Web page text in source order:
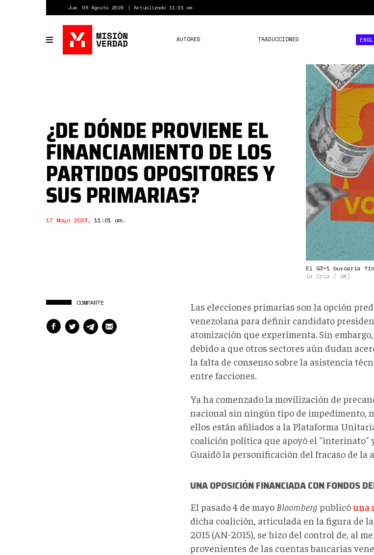
Jue. 06 Agosto 2026 Actualizado 11:01 am
Toggle
navigation
AUTORES TRADUCCIONES
presupuesto-
politicas-
ecuador.jpg
El G3+1 buscaría
la Cruz / GK)
¿DE DÓNDE PROVIENE EL
FINANCIAMIENTO DE LOS
PARTIDOS OPOSITORES Y
SUS PRIMARIAS?
17 Mayo 2023, 11:01 am.
COMPARTE
Las elecciones primarias son la opción
venezolana para definir candidato
atomización que experimenta. Sin
debido a que otros sectores aún dudan
la falta de consenso sobre la asistencia
entre facciones.
Ya ha comenzado la movilización de
nacional sin ningún tipo de impedimento,
ellos están afiliados a la Plataforma
coalición política que apoyó el "interinato"
Guaidó la personificación del fracaso de la
UNA OPOSICIÓN FINANCIADA CON FONDOS
El pasado 4 de mayo Bloomberg publicóuna
dicha coalición, articulada en la figura de
2015 (AN-2015), se hizo del control de, al
provenientes de las cuentas bancarias